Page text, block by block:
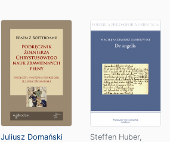
Juliusz Domański Steffen Huber,